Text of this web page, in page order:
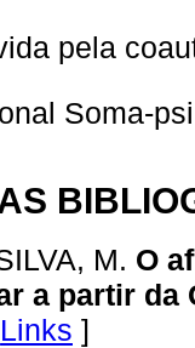
pela
Soma-
M. O
a partir da
Links ]